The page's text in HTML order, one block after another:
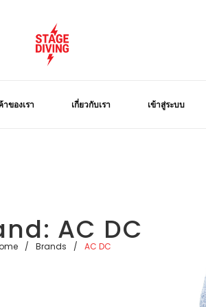
ของเรา เกี่ยวกับเรา เข้าสู่ระบบ
AC DC
/ Brands / AC DC